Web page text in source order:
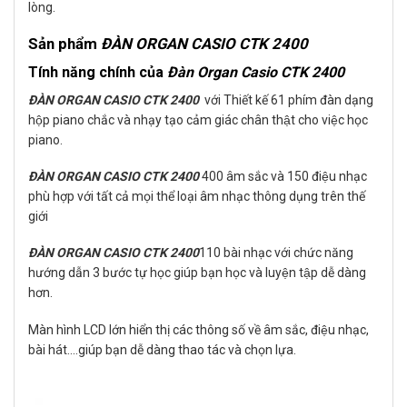
lòng.
Sản phẩm ĐÀN ORGAN CASIO CTK 2400
Tính năng chính của Đàn Organ Casio CTK 2400
ĐÀN ORGAN CASIO CTK 2400 với Thiết kế 61 phím đàn dạng
hộp piano chắc và nhạy tạo cảm giác chân thật cho việc học
piano.
ĐÀN ORGAN CASIO CTK 2400400 âm sắc và 150 điệu nhạc
phù hợp với tất cả mọi thể loại âm nhạc thông dụng trên thế
giới
ĐÀN ORGAN CASIO CTK 2400110 bài nhạc với chức năng
hướng dẫn 3 bước tự học giúp bạn học và luyện tập dễ dàng
hơn.
Màn hình LCD lớn hiển thị các thông số về âm sắc, điệu nhạc,
bài hát….giúp bạn dễ dàng thao tác và chọn lựa.